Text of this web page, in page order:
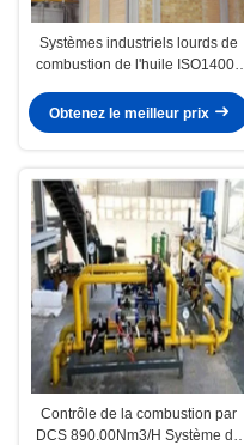
Systèmes industriels lourds de
combustion de l'huile ISO14001
Obtenez le meilleur prix
Contrôle de la combustion par
DCS 890.00Nm3/H Système de